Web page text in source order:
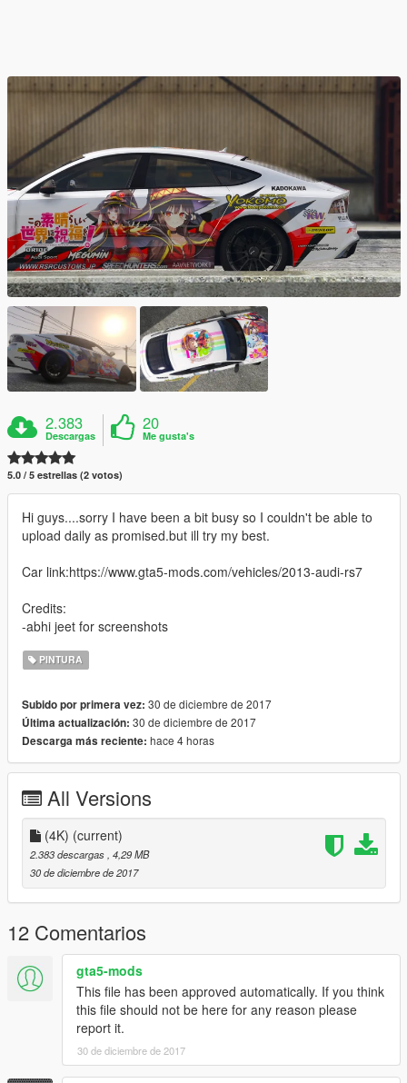
2.383
Descargas
20
Me gusta's
5.0 / 5 estrellas (2 votos)
Hi guys....sorry I have been a bit busy so I couldn't be able to
upload daily as promised.but ill try my best.
Car link:https://www.gta5-mods.com/vehicles/2013-audi-rs7
Credits:
-abhi jeet for screenshots
PINTURA
Subido por primera vez: 30 de diciembre de 2017
Última actualización: 30 de diciembre de 2017
Descarga más reciente: hace 4 horas
All Versions
(4K) (current)
2.383 descargas, 4,29 MB
30 de diciembre de 2017
12 Comentarios
gta5-mods
This file has been approved automatically. If you think
this file should not be here for any reason please
report it.
30 de diciembre de 2017